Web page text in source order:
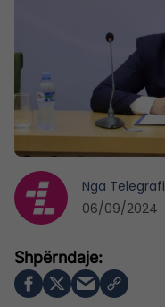
Nga Telegrafi
06/09/2024